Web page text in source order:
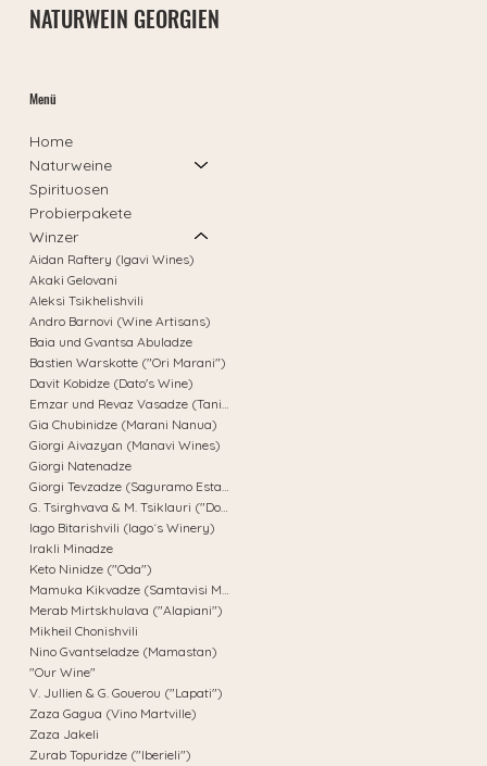
NATURWEIN GEORGIEN
Home
Naturweine
Spirituosen
Probierpakete
Winzer
Aidan Raftery (Igavi Wines)
Akaki Gelovani
Aleksi Tsikhelishvili
Andro Barnovi (Wine Artisans)
Baia und Gvantsa Abuladze
Bastien Warskotte ("Ori Marani")
Davit Kobidze (Dato's Wine)
Gia Chubinidze (Marani Nanua)
Giorgi Aivazyan (Manavi Wines)
Giorgi Natenadze
Iago Bitarishvili (Iago´s Winery)
Irakli Minadze
Keto Ninidze ("Oda")
Merab Mirtskhulava ("Alapiani")
Mikheil Chonishvili
Nino Gvantseladze (Mamastan)
"Our Wine"
V. Jullien & G. Gouerou ("Lapati")
Zaza Gagua (Vino Martville)
Zaza Jakeli
Zurab Topuridze ("Iberieli")
Menü